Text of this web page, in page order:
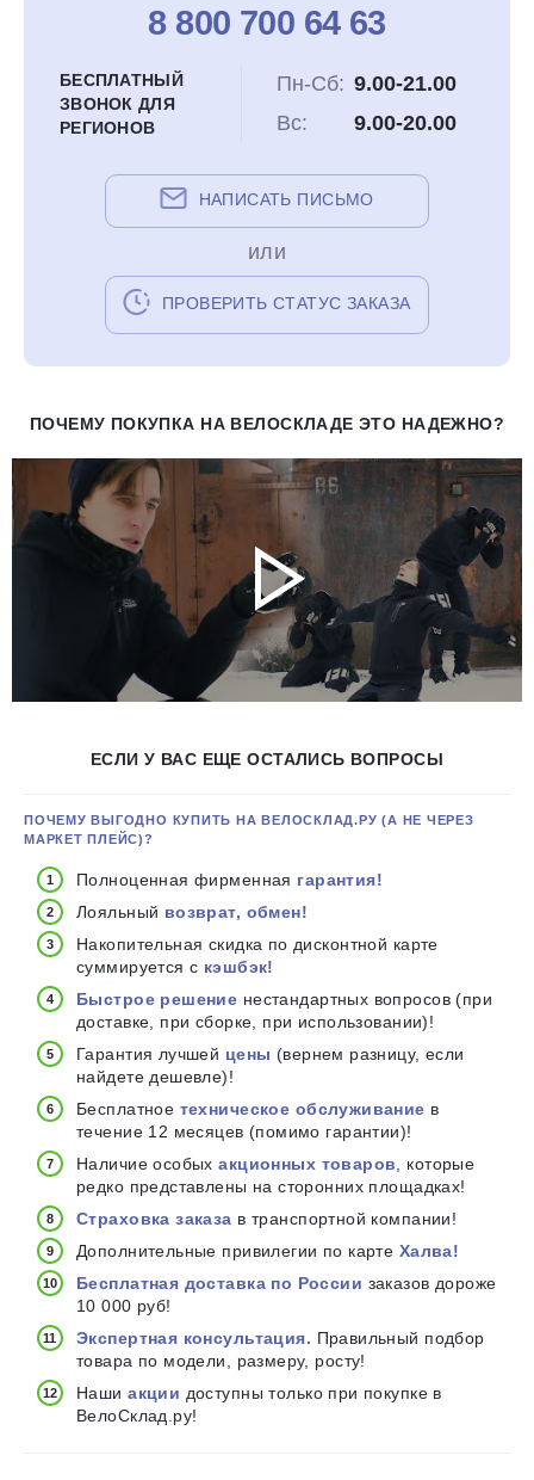
8 800 700 64 63
БЕСПЛАТНЫЙ
ЗВОНОК ДЛЯ
РЕГИОНОВ
Пн-Сб: 9.00-21.00
Вс:
9.00-20.00
НАПИСАТЬ ПИСЬМО
или
ПРОВЕРИТЬ СТАТУС ЗАКАЗА
ПОЧЕМУ ПОКУПКА НА ВЕЛОСКЛАДЕ ЭТО НАДЕЖНО?
ЕСЛИ У ВАС ЕЩЕ ОСТАЛИСЬ ВОПРОСЫ
ПОЧЕМУ ВЫГОДНО КУПИТЬ НА ВЕЛОСКЛАД.РУ (А НЕ ЧЕРЕЗ
МАРКЕТ ПЛЕЙС)?
Полноценная фирменная гарантия!
Лояльный возврат, обмен!
Накопительная скидка по дисконтной карте
суммируется с кэшбэк!
Быстрое решение нестандартных вопросов (при
доставке, при сборке, при использовании)!
Гарантия лучшей цены (вернем разницу, если
найдете дешевле)!
Бесплатное техническое обслуживание в
течение 12 месяцев (помимо гарантии)!
Наличие особыхакционных товаров , которые
редко представлены на сторонних площадках!
Страховка заказа в транспортной компании!
Дополнительные привилегии по карте Халва!
Бесплатная доставка по России заказов дороже
10 000 руб!
Экспертная консультация. Правильный подбор
товара по модели, размеру, росту!
Нашиакции доступны только при покупке в
ВелоСклад.ру!